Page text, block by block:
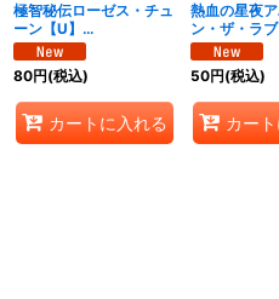
極智秘伝ローゼス・チュ
ーン【U】
{26RP235/77}《水》
80円(税込)
カートに入れる
熱血の星夜
ン・ザ・ラブ
{26RP236/
50円(税込)
カー